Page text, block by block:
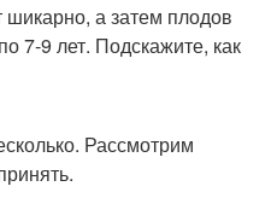
а затем плодов
7-9 лет. Подскажите, как
Рассмотрим